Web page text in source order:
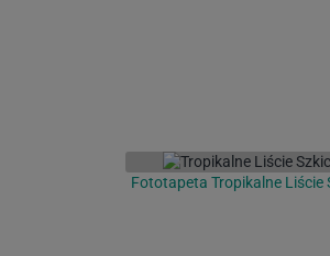
Fototapeta Tropikalne Liście